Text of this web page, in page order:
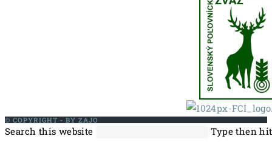
© COPYRIGHT - BY ZAJO
Search this website Type then